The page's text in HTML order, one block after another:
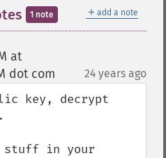
＋ add a note
1 note
at
dot com
24 years ago
key, decrypt
stuff in your